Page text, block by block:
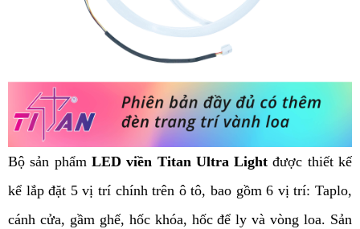
Bộ sản phẩm LED viền Titan Ultra Light được thiết kế
kể lắp đặt 5 vị trí chính trên ô tô, bao gồm 6 vị trí: Taplo,
cánh cửa, gầm ghế, hốc khóa, hốc để ly và vòng loa. Sản